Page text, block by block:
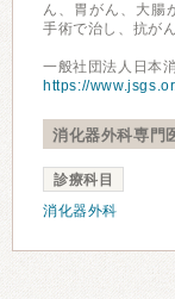
ん、胃がん、大腸
手術で治し、抗が
一般社団法人日本
https://
消化器外科専門
診療科目
消化器外科